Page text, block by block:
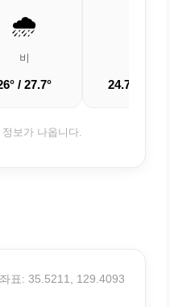
🌧️
비
/ 27.7° 24.7° /
보가 나옵니다.
좌표: 35.5211, 129.4093